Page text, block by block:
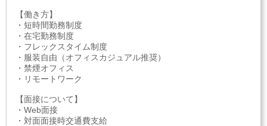
【働き方】
・短時間勤務制度
・在宅勤務制度
・フレックスタイム制度
・服装自由（オフィスカジュアル推奨）
・禁煙オフィス
・リモートワーク
【面接について】
・Web面接
・対面面接時交通費支給